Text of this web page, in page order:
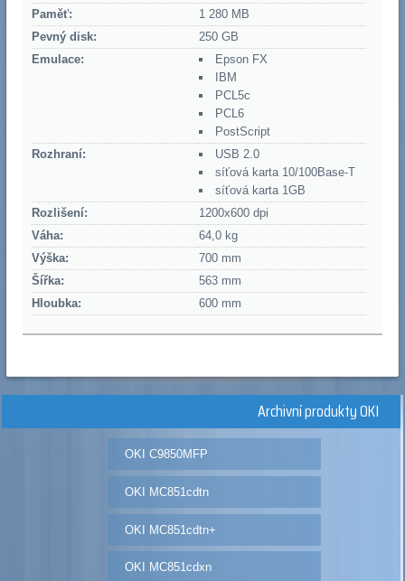
Paměť:
1 280 MB
Pevný disk:
250 GB
Emulace:
Epson FX
IBM
PCL5c
PCL6
PostScript
Rozhraní:
USB 2.0
síťová karta 10/100Base-T
síťová karta 1GB
Rozlišení:
1200x600 dpi
Váha:
64,0 kg
Výška:
700 mm
Šířka:
563 mm
Hloubka:
600 mm
Archivní produkty OKI
OKI C9850MFP
OKI MC851cdtn
OKI MC851cdtn+
OKI MC851cdxn